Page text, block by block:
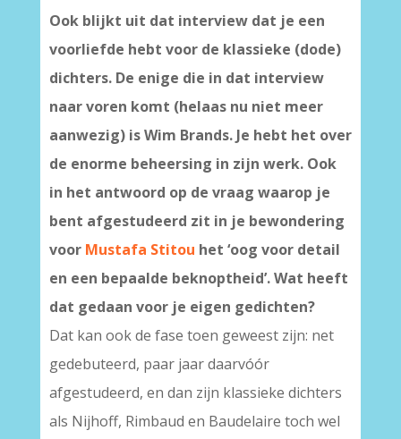
Ook blijkt uit dat interview dat je een
voorliefde hebt voor de klassieke (dode)
dichters. De enige die in dat interview
naar voren komt (helaas nu niet meer
aanwezig) is Wim Brands. Je hebt het over
de enorme beheersing in zijn werk. Ook
in het antwoord op de vraag waarop je
bent afgestudeerd zit in je bewondering
voor Mustafa Stitou het ‘oog voor detail
en een bepaalde beknoptheid’. Wat heeft
dat gedaan voor je eigen gedichten?
Dat kan ook de fase toen geweest zijn: net
gedebuteerd, paar jaar daarvóór
afgestudeerd, en dan zijn klassieke dichters
als Nijhoff, Rimbaud en Baudelaire toch wel